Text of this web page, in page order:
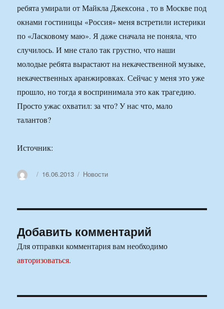
ребята умирали от Майкла Джексона , то в Москве под
окнами гостиницы «Россия» меня встретили истерики
по «Ласковому маю». Я даже сначала не поняла, что
случилось. И мне стало так грустно, что наши
молодые ребята вырастают на некачественной музыке,
некачественных аранжировках. Сейчас у меня это уже
прошло, но тогда я воспринимала это как трагедию.
Просто ужас охватил: за что? У нас что, мало
талантов?
Источник:
АвторОпубликовано
16.06.2013 Рубрики
Новости
Добавить комментарий
Для отправки комментария вам необходимо
авторизоваться.